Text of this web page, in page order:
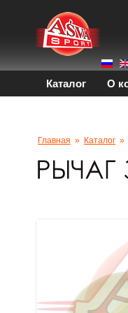
Каталог О
Главная » Каталог »